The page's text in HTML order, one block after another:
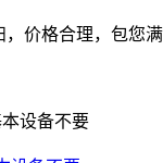
价格合理，包您